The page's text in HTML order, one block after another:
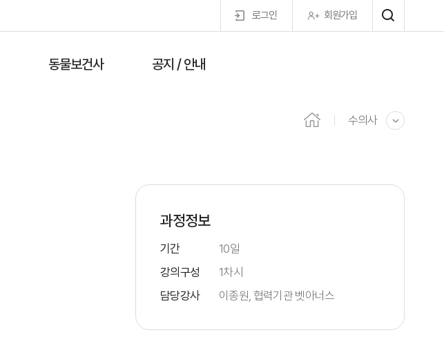
로그인 회원가입
동물보건사 공지 / 안내
수의사
과정정보
기간
10일
강의구성
1차시
담당강사
이종원, 협력기관 벳아너스